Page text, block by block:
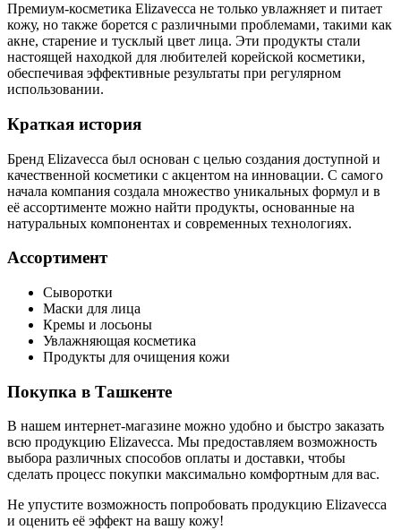
Премиум-косметика Elizavecca не только увлажняет и питает
кожу, но также борется с различными проблемами, такими как
акне, старение и тусклый цвет лица. Эти продукты стали
настоящей находкой для любителей корейской косметики,
обеспечивая эффективные результаты при регулярном
использовании.
Краткая история
Бренд Elizavecca был основан с целью создания доступной и
качественной косметики с акцентом на инновации. С самого
начала компания создала множество уникальных формул и в
её ассортименте можно найти продукты, основанные на
натуральных компонентах и современных технологиях.
Ассортимент
Сыворотки
Маски для лица
Кремы и лосьоны
Увлажняющая косметика
Продукты для очищения кожи
Покупка в Ташкенте
В нашем интернет-магазине можно удобно и быстро заказать
всю продукцию Elizavecca. Мы предоставляем возможность
выбора различных способов оплаты и доставки, чтобы
сделать процесс покупки максимально комфортным для вас.
Не упустите возможность попробовать продукцию Elizavecca
и оценить её эффект на вашу кожу!